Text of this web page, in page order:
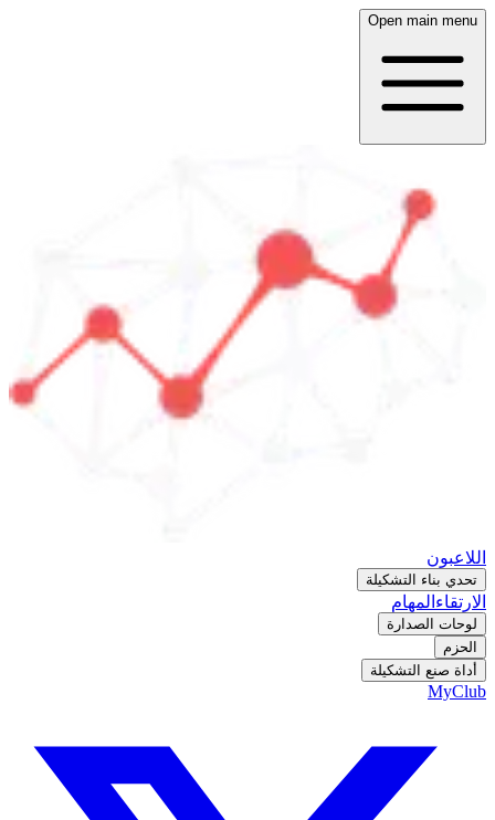
Open main menu
اللاعبون
تحدي بناء التشكيلة
الارتقاء المهام
لوحات الصدارة
الحزم
أداة صنع التشكيلة
MyClub